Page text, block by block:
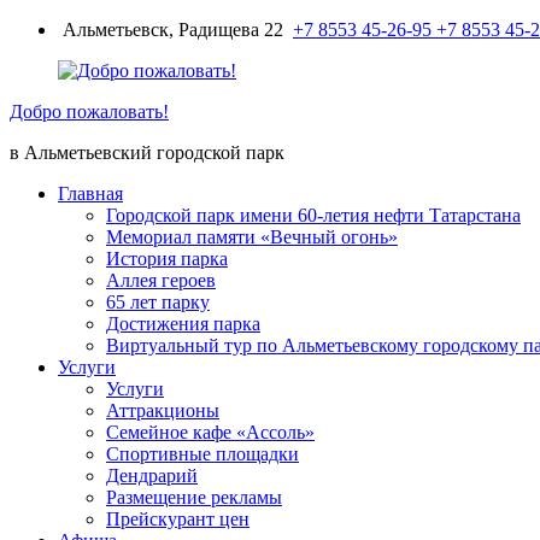
Перейти
содержимому
Альметьевск, Радищева 22 +7 8553 45-26-95 +7 8553 45-
Добро пожаловать!
в Альметьевский городской парк
Главная
Городской парк имени 60-летия нефти Татарстана
Мемориал памяти «Вечный огонь»
История парка
Аллея героев
65 лет парку
Достижения парка
Виртуальный тур по Альметьевскому городскому
Услуги
Услуги
Аттракционы
Семейное кафе «Ассоль»
Спортивные площадки
Дендрарий
Размещение рекламы
Прейскурант цен